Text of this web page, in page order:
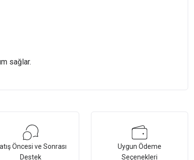
sağlar.
Öncesi ve Sonrası
Destek
Uygun Ödeme
Seçenekleri